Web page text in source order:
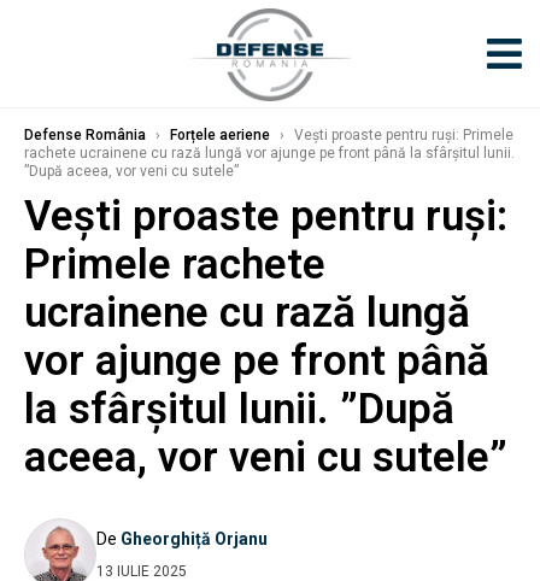
Defense România › Forțele aeriene ›
Vești proaste pentru ruși: Primele
rachete ucrainene cu rază lungă vor ajunge pe front până la sfârșitul lunii.
”După aceea, vor veni cu sutele”
Vești proaste pentru ruși:
Primele rachete
ucrainene cu rază lungă
vor ajunge pe front până
la sfârșitul lunii. ”După
aceea, vor veni cu sutele”
De Gheorghiță Orjanu
13 IULIE 2025